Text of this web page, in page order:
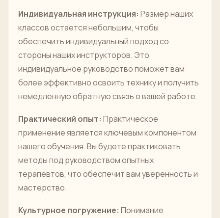
Индивидуальная инструкция: Размер наших
классов остается небольшим, чтобы
обеспечить индивидуальный подход со
стороны наших инструкторов. Это
индивидуальное руководство поможет вам
более эффективно освоить технику и получить
немедленную обратную связь о вашей работе.
Практический опыт: Практическое
применение является ключевым компонентом
нашего обучения. Вы будете практиковать
методы под руководством опытных
терапевтов, что обеспечит вам уверенность и
мастерство.
Культурное погружение: Понимание